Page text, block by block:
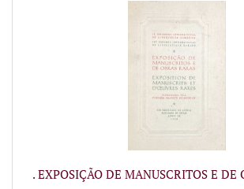
. EXPOSIÇÃO DE MANUSCRITOS E DE